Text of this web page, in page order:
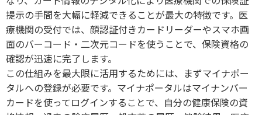
提示の手間を大幅に軽減できることが最大の特徴です。医
療機関の受付では、顔認証付きカードリーダーやスマホ画
面のバーコード・二次元コードを使うことで、保険資格の
確認が迅速に完了します。
この仕組みを最大限に活用するためには、まずマイナポー
タルへの登録が必要です。マイナポータルはマイナンバー
カードを使ってログインすることで、自分の健康保険の資